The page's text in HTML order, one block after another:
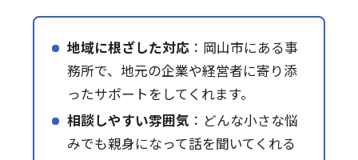
地域に根ざした対応：岡山市にある事
務所で、地元の企業や経営者に寄り添
ったサポートをしてくれます。
相談しやすい雰囲気 ：どんな小さな悩
みでも親身になって話を聞いてくれる